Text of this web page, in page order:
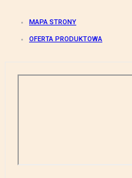
MAPA STRONY
OFERTA PRODUKTOWA